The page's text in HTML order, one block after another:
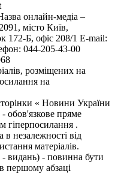
онлайн-медіа –
місто Київ,
Б, офіс 208/1 E-mail:
044-205-43-00
розміщених на
на
« Новини України
- обов'язкове пряме
гіперпосилання .
незалежності від
матеріалів.
- видань) - повинна бути
першому абзаці